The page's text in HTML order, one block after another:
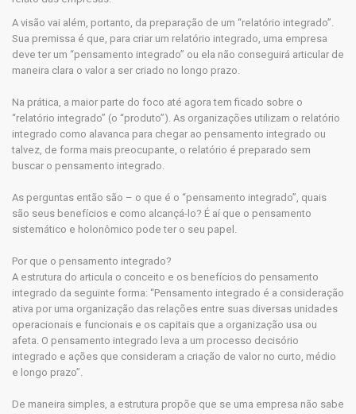
A visão vai além, portanto, da preparação de um “relatório integrado”.
Sua premissa é que, para criar um relatório integrado, uma empresa
deve ter um “pensamento integrado” ou ela não conseguirá articular de
maneira clara o valor a ser criado no longo prazo.
Na prática, a maior parte do foco até agora tem ficado sobre o
“relatório integrado” (o “produto”). As organizações utilizam o relatório
integrado como alavanca para chegar ao pensamento integrado ou
talvez, de forma mais preocupante, o relatório é preparado sem
buscar o pensamento integrado.
As perguntas então são – o que é o “pensamento integrado”, quais
são seus benefícios e como alcançá-lo? É aí que o pensamento
sistemático e holonômico pode ter o seu papel.
Por que o pensamento integrado?
A estrutura do articula o conceito e os benefícios do pensamento
integrado da seguinte forma: “Pensamento integrado é a consideração
ativa por uma organização das relações entre suas diversas unidades
operacionais e funcionais e os capitais que a organização usa ou
afeta. O pensamento integrado leva a um processo decisório
integrado e ações que consideram a criação de valor no curto, médio
e longo prazo”.
De maneira simples, a estrutura propõe que se uma empresa não sabe